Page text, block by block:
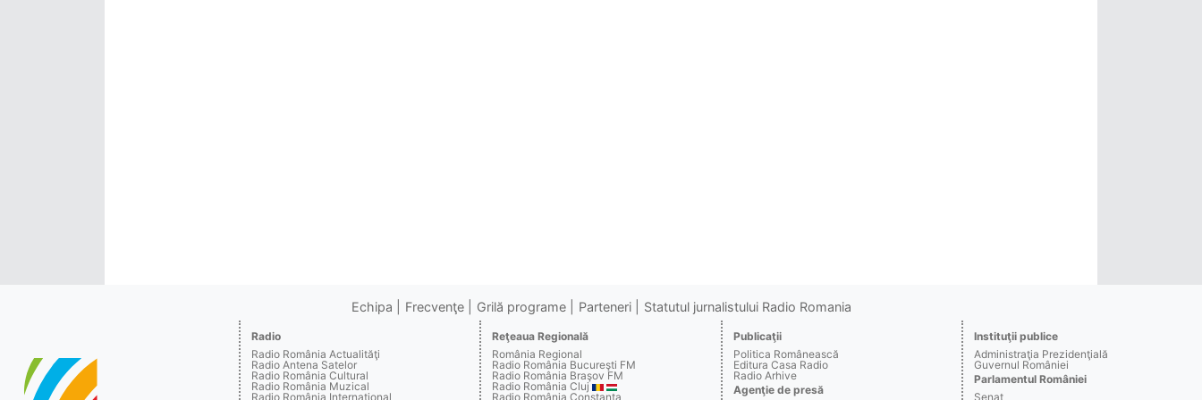
Echipa Frecvenţe Grilă programe Parteneri Statutul jurnalistului Radio Romania
Radio
Radio România Actualităţi
Radio Antena Satelor
Radio România Cultural
Radio România Muzical
Radio România Internaţional
Reţeaua Regională
România Regional
Radio România Bucureşti FM
Radio România Braşov FM
Radio România Cluj
Radio România Constanţa
Publicaţii
Politica Românească
Editura Casa Radio
Radio Arhive
Agenţie de presă
Instituţii publice
Administraţia Prezidenţială
Guvernul României
Parlamentul României
Senat